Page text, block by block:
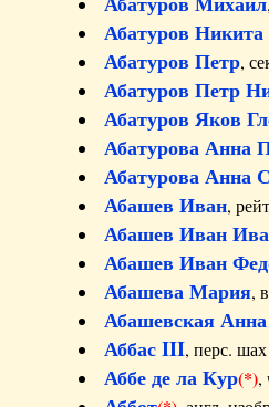
Абатуров
Абатуров Петр,
Абатуров Петр
Абатуров Яков
Абатурова Анна
Абатурова Анна
Абашев Иван,
Абашев Иван
Абашев Иван
Абашева Мария,
Абашевская
Аббас III, перс.
Аббе де ла Кур(*),